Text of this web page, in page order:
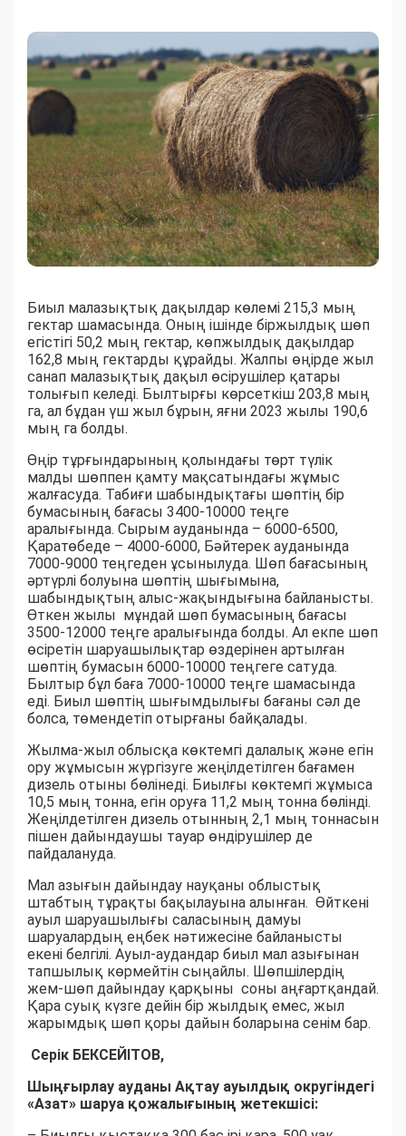
Биыл малазықтық дақылдар көлемі 215,3 мың
гектар шамасында. Оның ішінде біржылдық шөп
егістігі 50,2 мың гектар, көпжылдық дақылдар
162,8 мың гектарды құрайды. Жалпы өңірде жыл
санап малазықтық дақыл өсірушілер қатары
толығып келеді. Былтырғы көрсеткіш 203,8 мың
га, ал бұдан үш жыл бұрын, яғни 2023 жылы 190,6
мың га болды.
Өңір тұрғындарының қолындағы төрт түлік
малды шөппен қамту мақсатындағы жұмыс
жалғасуда. Табиғи шабындықтағы шөптің бір
бумасының бағасы 3400-10000 теңге
аралығында. Сырым ауданында – 6000-6500,
Қаратөбеде – 4000-6000, Бәйтерек ауданында
7000-9000 теңгеден ұсынылуда. Шөп бағасының
әртүрлі болуына шөптің шығымына,
шабындықтың алыс-жақындығына байланысты.
Өткен жылы мұндай шөп бумасының бағасы
3500-12000 теңге аралығында болды. Ал екпе шөп
өсіретін шаруашылықтар өздерінен артылған
шөптің бумасын 6000-10000 теңгеге сатуда.
Былтыр бұл баға 7000-10000 теңге шамасында
еді. Биыл шөптің шығымдылығы бағаны сәл де
болса, төмендетіп отырғаны байқалады.
Жылма-жыл облысқа көктемгі далалық және егін
ору жұмысын жүргізуге жеңілдетілген бағамен
дизель отыны бөлінеді. Биылғы көктемгі жұмыса
10,5 мың тонна, егін оруға 11,2 мың тонна бөлінді.
Жеңілдетілген дизель отынның 2,1 мың тоннасын
пішен дайындаушы тауар өндірушілер де
пайдалануда.
Мал азығын дайындау науқаны облыстық
штабтың тұрақты бақылауына алынған. Өйткені
ауыл шаруашылығы саласының дамуы
шаруалардың еңбек нәтижесіне байланысты
екені белгілі. Ауыл-аудандар биыл мал азығынан
тапшылық көрмейтін сыңайлы. Шөпшілердің
жем-шөп дайындау қарқыны соны аңғартқандай.
Қара суық күзге дейін бір жылдық емес, жыл
жарымдық шөп қоры дайын боларына сенім бар.
Серік БЕКСЕЙІТОВ,
Шыңғырлау ауданы Ақтау ауылдық округіндегі
«Азат» шаруа қожалығының жетекшісі: